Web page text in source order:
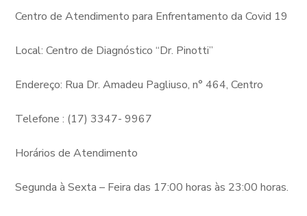
Centro de Atendimento para Enfrentamento da Covid 19
Local: Centro de Diagnóstico “Dr. Pinotti”
Endereço: Rua Dr. Amadeu Pagliuso, n° 464, Centro
Telefone : (17) 3347- 9967
Horários de Atendimento
Segunda à Sexta – Feira das 17:00 horas às 23:00 horas.